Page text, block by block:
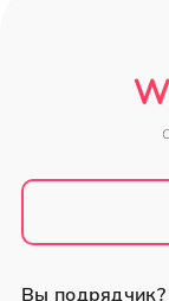
Вы подрядчик?